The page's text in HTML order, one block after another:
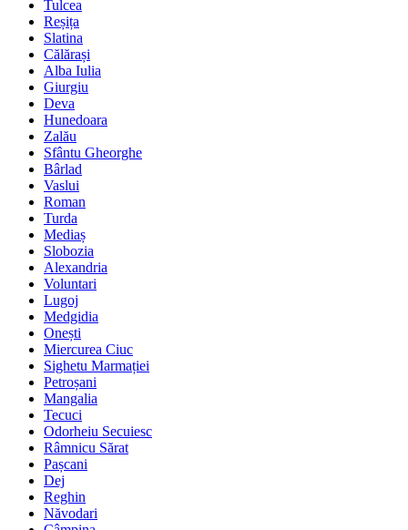
Tulcea
Reșița
Slatina
Călărași
Alba Iulia
Giurgiu
Deva
Hunedoara
Zalău
Sfântu Gheorghe
Bârlad
Vaslui
Roman
Turda
Mediaș
Slobozia
Alexandria
Voluntari
Lugoj
Medgidia
Onești
Miercurea Ciuc
Sighetu Marmației
Petroșani
Mangalia
Tecuci
Odorheiu Secuiesc
Râmnicu Sărat
Pașcani
Dej
Reghin
Năvodari